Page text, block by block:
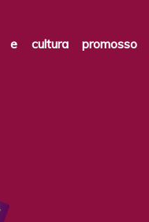
cultura promosso